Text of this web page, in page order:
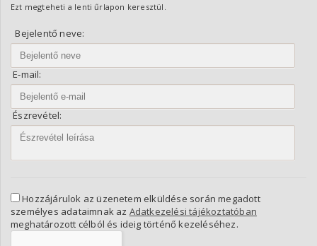
Ezt megteheti a lenti űrlapon keresztül.
Bejelentő neve:
E-mail:
Észrevétel:
Hozzájárulok az üzenetem elküldése során megadott
személyes adataimnak az Adatkezelési tájékoztatóban
meghatározott célból és ideig történő kezeléséhez.